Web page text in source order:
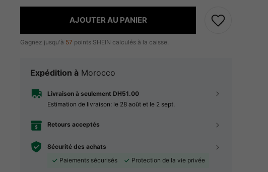
AJOUTER AU PANIER
Gagnez jusqu'à 57 points SHEIN calculés à la caisse.
Expédition à Morocco
Livraison à seulement DH51.00
Estimation de livraison: le 28 août et le 2 sept.
Retours acceptés
Sécurité des achats
Paiements sécurisés
Protection de la vie privée